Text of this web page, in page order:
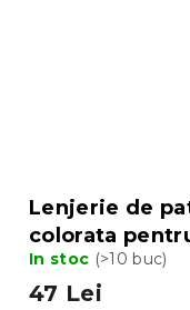
Lenjerie de
colorata
In stoc (>10 buc)
47 Lei